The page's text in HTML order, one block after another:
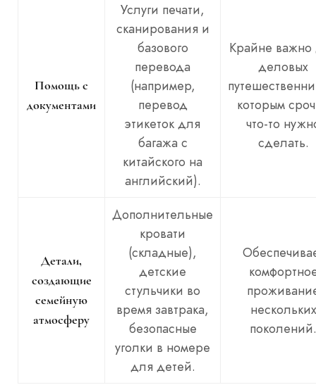
Помощь с
документами
Услуги печати,
сканирования и
базового
перевода
(например,
перевод
этикеток для
багажа с
китайского на
английский).
Крайне важно
деловых
которым
что-то
сделать.
Детали,
создающие
семейную
атмосферу
Дополнительные
кровати
(складные),
детские
стульчики во
время завтрака,
безопасные
уголки в номере
для детей.
нескольких
поколений.